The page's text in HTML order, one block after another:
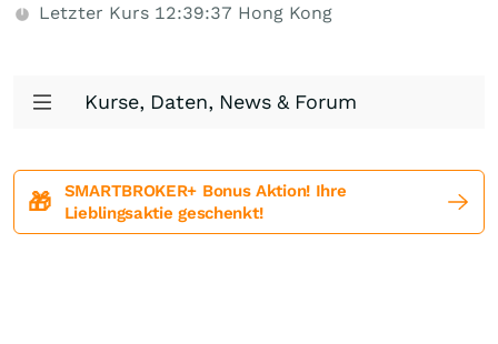
Letzter Kurs 12:39:37 Hong Kong
Kurse, Daten, News & Forum
🎁
SMARTBROKER+ Bonus Aktion! Ihre
Lieblingsaktie geschenkt!